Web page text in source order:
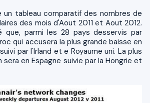
un tableau comparatif des nombres de
des mois d'Aout 2011 et Aout 2012.
que, parmi les 28 pays desservis par
qui accusera la plus grande baisse en
par l'Irland et e Royaume uni. La plus
en Espagne suivie par la Hongrie et